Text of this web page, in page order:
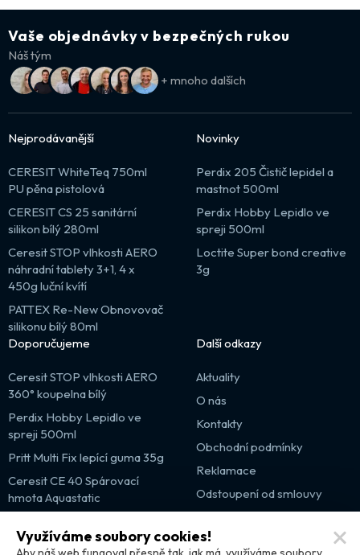
Vaše objednávky v bezpečných rukou
Náš tým
+ mnoho dalších
Nejprodávanější
CERESIT WhiteTeq 750ml
PU pěna pistolová
CERESIT CS 25 sanitární
silikon bílý 280ml
Ceresit STOP vlhkosti AERO
náhradní tablety 3+1, 4 x
450g luční kvítí
PATTEX Re-New Obnovovač
silikonu bílý 80ml
Novinky
Perdix 205 Čistič lepidel a
mastnot 500ml
Perdix Hobby Lepidlo ve
spreji 500ml
Loctite Super bond creative
3g
Doporučujeme
Ceresit STOP vlhkosti AERO
360° koupelna bílý
Perdix Hobby Lepidlo ve
spreji 500ml
Pritt Multi Fix lepící guma 35g
Ceresit CE 40 Spárovací
hmota Aquastatic
Další odkazy
Aktuality
O nás
Kontakty
Obchodní podmínky
Reklamace
Odstoupení od smlouvy
Výprodej
Partnerské weby
Využíváme soubory cookies!